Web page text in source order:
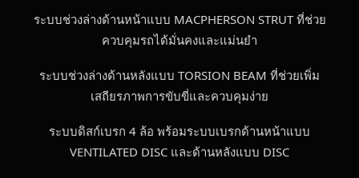
ระบบช่วงล่างด้านหน้าแบบ MACPHERSON STRUT ที่ช่วย
ควบคุมรถได้มั่นคงและแม่นยำ
ระบบช่วงล่างด้านหลังแบบ TORSION BEAM ที่ช่วยเพิ่ม
เสถียรภาพการขับขี่และควบคุมง่าย
ระบบดิสก์เบรก 4 ล้อ พร้อมระบบเบรกด้านหน้าแบบ
VENTILATED DISC และด้านหลังแบบ DISC